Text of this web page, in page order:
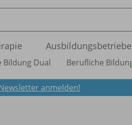
Ausbildungsbetriebe
Bildung Dual Berufliche
anmelden!